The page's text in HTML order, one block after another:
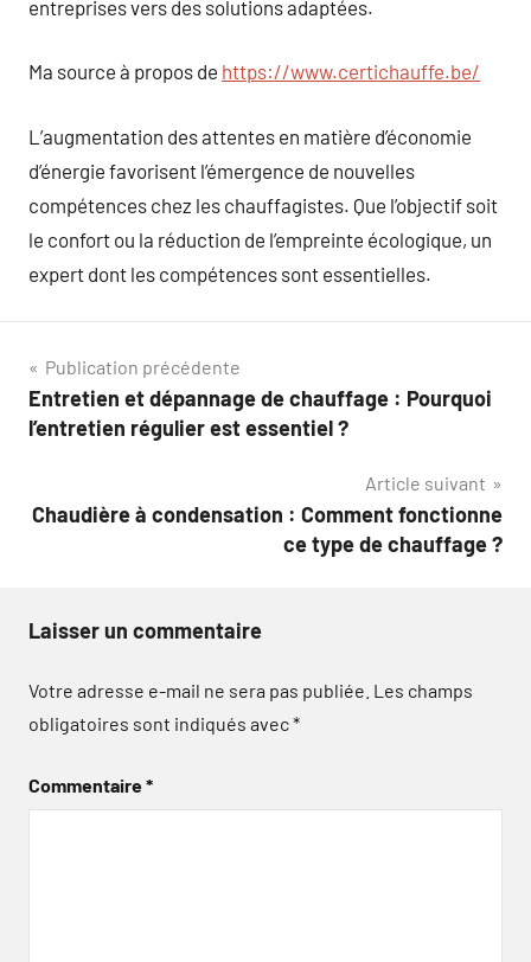
entreprises vers des solutions adaptées.
Ma source à propos de https://www.certichauffe.be/
L’augmentation des attentes en matière d’économie
d’énergie favorisent l’émergence de nouvelles
compétences chez les chauffagistes. Que l’objectif soit
le confort ou la réduction de l’empreinte écologique, un
expert dont les compétences sont essentielles.
Navigation
de
Publication précédente
Entretien et dépannage de chauffage : Pourquoi
l’entretien régulier est essentiel ?
Article suivant
Chaudière à condensation : Comment fonctionne
ce type de chauffage ?
Laisser un commentaire
Votre adresse e-mail ne sera pas publiée. Les champs
obligatoires sont indiqués avec*
Commentaire*